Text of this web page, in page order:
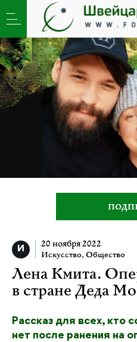
Все авторы»
20 ноября 2022
Искусство, Общество
Лена Кмита.
в стране Деда
Рассказ для всех, кто
нет после ранения на